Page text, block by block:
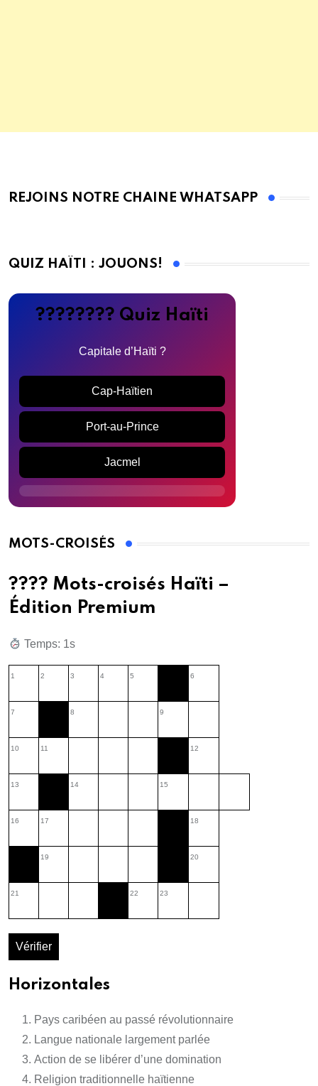
REJOINS NOTRE CHAINE WHATSAPP
QUIZ HAÏTI : JOUONS!
???????? Quiz Haïti
Capitale d’Haïti ?
Cap-Haïtien
Port-au-Prince
Jacmel
MOTS-CROISÉS
???? Mots-croisés Haïti –
Édition Premium
Temps: 1s
1 2 3 4 5 6
7 8 9
10 11 12
13 14 15
16 17 18
19 20
21 22 23
Vérifier
Horizontales
Pays caribéen au passé révolutionnaire
Langue nationale largement parlée
Action de se libérer d’une domination
Religion traditionnelle haïtienne